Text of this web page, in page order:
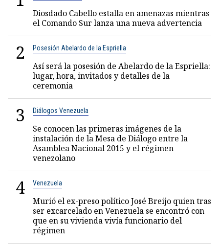
Diosdado Cabello estalla en amenazas mientras
el Comando Sur lanza una nueva advertencia
2 Posesión Abelardo de la Espriella
Así será la posesión de Abelardo de la Espriella:
lugar, hora, invitados y detalles de la
ceremonia
3 Diálogos Venezuela
Se conocen las primeras imágenes de la
instalación de la Mesa de Diálogo entre la
Asamblea Nacional 2015 y el régimen
venezolano
4 Venezuela
Murió el ex-preso político José Breijo quien tras
ser excarcelado en Venezuela se encontró con
que en su vivienda vivía funcionario del
régimen